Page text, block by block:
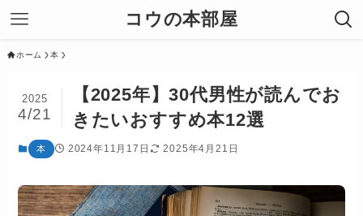
コウの本部屋
ホーム 本
【2025年】30代男性が読んでお
きたいおすすめ本12選
2025
4/21
本 2024年11月17日 2025年4月21日